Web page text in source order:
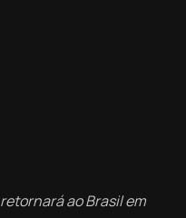
retornará ao Brasil em